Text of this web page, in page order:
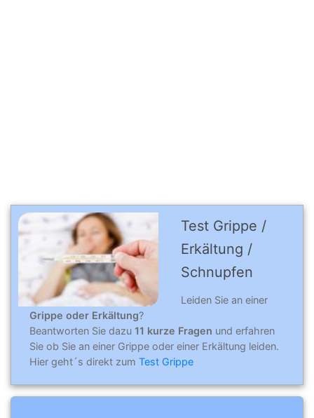
Test Grippe /
Erkältung /
Schnupfen
Leiden Sie an einer
Grippe oder Erkältung?
Beantworten Sie dazu 11 kurze Fragen und erfahren
Sie ob Sie an einer Grippe oder einer Erkältung leiden.
Hier geht´s direkt zum Test Grippe